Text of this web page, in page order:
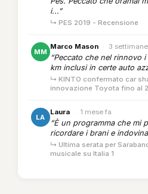
i...”
↳ PES 2019 - Recensione
MM
Marco Mason · 3
“Peccato che nel rinnovo
km inclusi in certe auto
↳ KINTO confermato car
innovazione Toyota fino al
LA
Laura · 1 mese fa
“È un programma che mi
ricordare i brani e
↳ Ultima serata per
musicale su Italia 1